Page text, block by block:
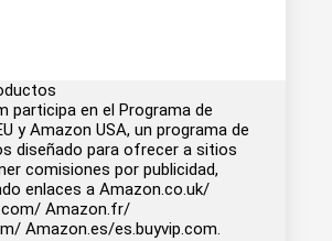
participa en el Programa de
y Amazon USA, un programa de
diseñado para ofrecer a sitios
comisiones por publicidad,
enlaces a Amazon.co.uk/
Amazon.fr/
Amazon.es/es.buyvip.com.